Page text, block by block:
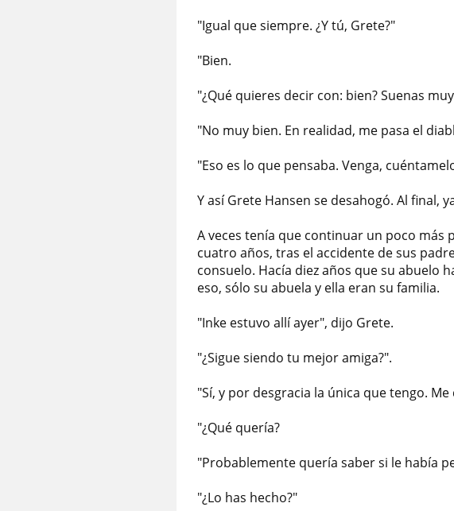
"Igual que siempre. ¿Y tú, Grete?"
"Bien.
"¿Qué quieres decir con: bien? Suenas
"No muy bien. En realidad, me pasa el
"Eso es lo que pensaba. Venga,
Y así Grete Hansen se desahogó. Al final,
A veces tenía que continuar un poco más
cuatro años, tras el accidente de sus
consuelo. Hacía diez años que su abuelo
eso, sólo su abuela y ella eran su familia.
"Inke estuvo allí ayer", dijo Grete.
"¿Sigue siendo tu mejor amiga?".
"Sí, y por desgracia la única que tengo.
"¿Qué quería?
"Probablemente quería saber si le había
"¿Lo has hecho?"